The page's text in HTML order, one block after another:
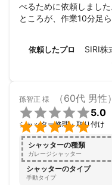
べるために依頼しました
ところが、作業10分足ら
本当にありがとうござい
依頼したプロ SIRI株
孫智正 様 （60代 男性）


5.0
シャッター修理・取り付け
シャッターの種類
ガレージシャッター
シャッターのタイプ
手動タイプ